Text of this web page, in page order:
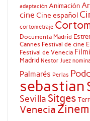
adaptación Animación
cine Cine español
cortometraje
Documenta Madrid
Cannes Festival de cine
Festival de Venecia
Madrid Nestor Juez
Palmarés Perlas
sebastian
Sevilla Sitges
Venecia